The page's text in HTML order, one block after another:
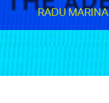
RADU MARINA